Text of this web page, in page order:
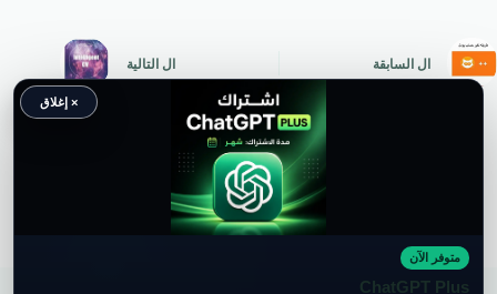
ال السابقة ال التالية
حقوق النشر محفوظة لموقع ويكي موب
× إغلاق
متوفر الآن
ChatGPT Plus